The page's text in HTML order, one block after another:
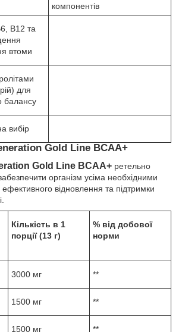
компонентів
B12 та
втоми
для
балансу
вибір
Gold Line BCAA+
Gold Line BCAA+ ретельно
організм усіма необхідними
відновлення та підтримки
Кількість в 1
порції (13 г)
% від добової
норми
3000 мг **
1500 мг **
1500 мг **